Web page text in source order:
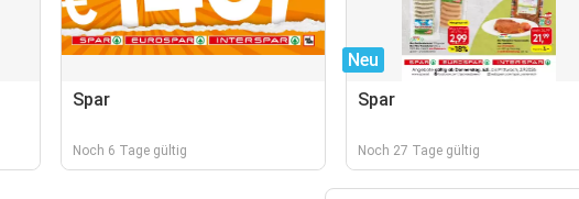
Spar
Noch 6 Tage gültig
Neu
Spar
Noch 27 Tage gültig